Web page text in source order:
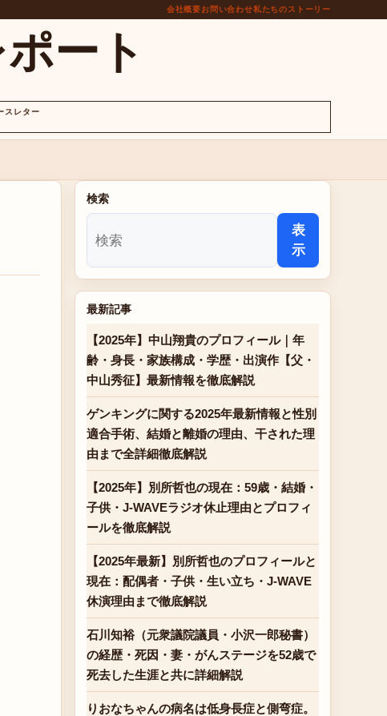
会社概要お問い合わせ私たちのストーリー
ート
スレター
検索
表
示
最新記事
【2025年】中山翔貴のプロフィール｜年
齢・身長・家族構成・学歴・出演作【父・
中山秀征】最新情報を徹底解説
ゲンキングに関する2025年最新情報と性別
適合手術、結婚と離婚の理由、干された理
由まで全詳細徹底解説
【2025年】別所哲也の現在：59歳・結婚・
子供・J-WAVEラジオ休止理由とプロフィ
ールを徹底解説
【2025年最新】別所哲也のプロフィールと
現在：配偶者・子供・生い立ち・J-WAVE
休演理由まで徹底解説
石川知裕（元衆議院議員・小沢一郎秘書）
の経歴・死因・妻・がんステージを52歳で
死去した生涯と共に詳細解説
りおなちゃんの病名は低身長症と側弯症。